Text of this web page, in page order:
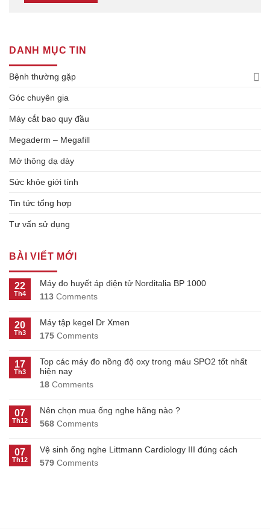
DANH MỤC TIN
Bệnh thường gặp
Góc chuyên gia
Máy cắt bao quy đầu
Megaderm – Megafill
Mở thông dạ dày
Sức khỏe giới tính
Tin tức tổng hợp
Tư vấn sử dụng
BÀI VIẾT MỚI
22
Th4
Máy đo huyết áp điện tử Norditalia BP 1000
113 Comments
20
Th3
Máy tập kegel Dr Xmen
175 Comments
17
Th3
Top các máy đo nồng độ oxy trong máu SPO2 tốt nhất
hiện nay
18 Comments
07
Th12
Nên chọn mua ống nghe hãng nào ?
568 Comments
07
Th12
Vệ sinh ống nghe Littmann Cardiology III đúng cách
579 Comments